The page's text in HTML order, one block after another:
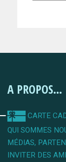
A PROPOS...
CARTE
QUI SOMMES
MÉDIAS,
INVITER DES